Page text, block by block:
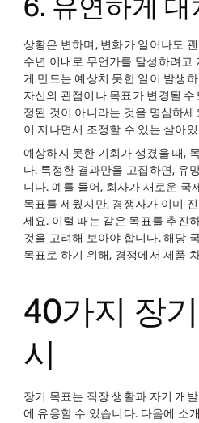
6. 유연하게
상황은 변하며, 변화가 일어나도
수년 이내로 무언가를 달성하려고
게 만드는 예상치 못한 일이 발생
자신의 관점이나 목표가 변경될
정된 것이 아니라는 것을 명심하
이 지나면서 조정할 수 있는 살아
예상하지 못한 기회가 생겼을 때,
다. 특정한 결과만을 고집하면, 유
니다. 예를 들어, 회사가 새로운 국
목표를 세웠지만, 경쟁자가 이미
세요. 이럴 때는 같은 목표를 추진
것을 고려해 보아야 합니다. 해당
목표로 하기 위해, 경쟁에서 제품
40가지 장
시
장기 목표는 직장 생활과 자기 개
에 유용할 수 있습니다. 다음에 소